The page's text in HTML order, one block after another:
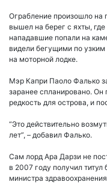
Ограбление произошло на
вышел на берег с яхты,
нападавшие попали на
видели бегущими по
на моторной лодке.
Мэр Капри Паоло Фалько
заранее спланировано. Он
редкость для острова, и
“Это действительно
лет”, – добавил Фалько.
Сам лорд Ара Дарзи не
в 2007 году получил
министра